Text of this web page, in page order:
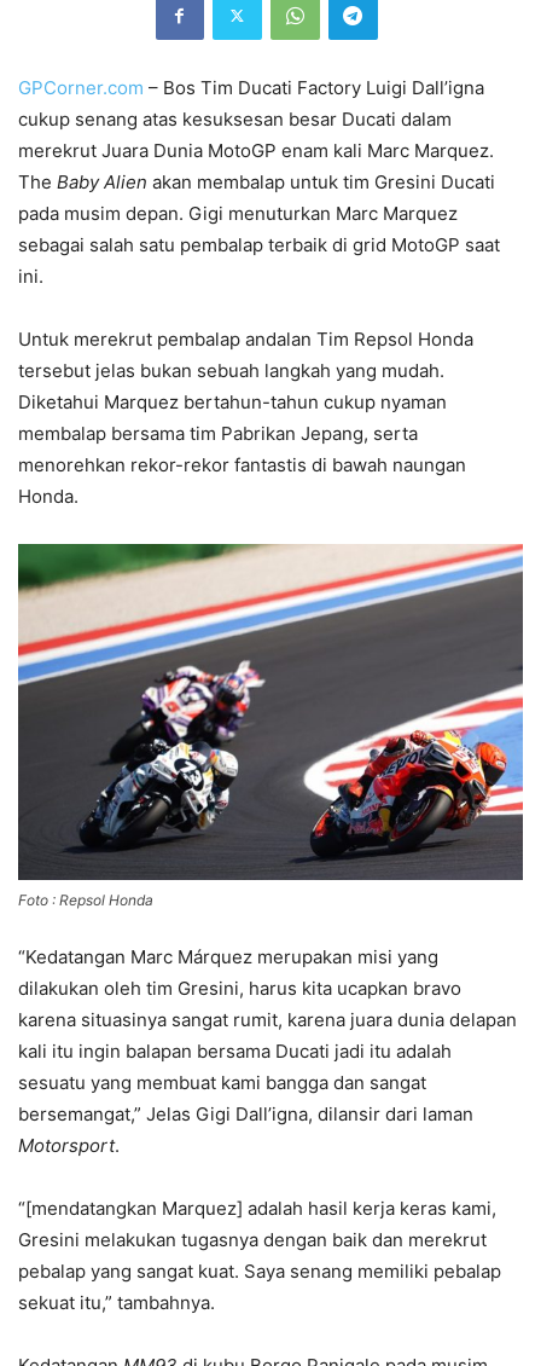
GPCorner.com – Bos Tim Ducati Factory Luigi Dall’igna
cukup senang atas kesuksesan besar Ducati dalam
merekrut Juara Dunia MotoGP enam kali Marc Marquez.
The Baby Alien akan membalap untuk tim Gresini Ducati
pada musim depan. Gigi menuturkan Marc Marquez
sebagai salah satu pembalap terbaik di grid MotoGP saat
ini.
Untuk merekrut pembalap andalan Tim Repsol Honda
tersebut jelas bukan sebuah langkah yang mudah.
Diketahui Marquez bertahun-tahun cukup nyaman
membalap bersama tim Pabrikan Jepang, serta
menorehkan rekor-rekor fantastis di bawah naungan
Honda.
Foto : Repsol Honda
“Kedatangan Marc Márquez merupakan misi yang
dilakukan oleh tim Gresini, harus kita ucapkan bravo
karena situasinya sangat rumit, karena juara dunia delapan
kali itu ingin balapan bersama Ducati jadi itu adalah
sesuatu yang membuat kami bangga dan sangat
bersemangat,” Jelas Gigi Dall’igna, dilansir dari laman
Motorsport.
“[mendatangkan Marquez] adalah hasil kerja keras kami,
Gresini melakukan tugasnya dengan baik dan merekrut
pebalap yang sangat kuat. Saya senang memiliki pebalap
sekuat itu,” tambahnya.